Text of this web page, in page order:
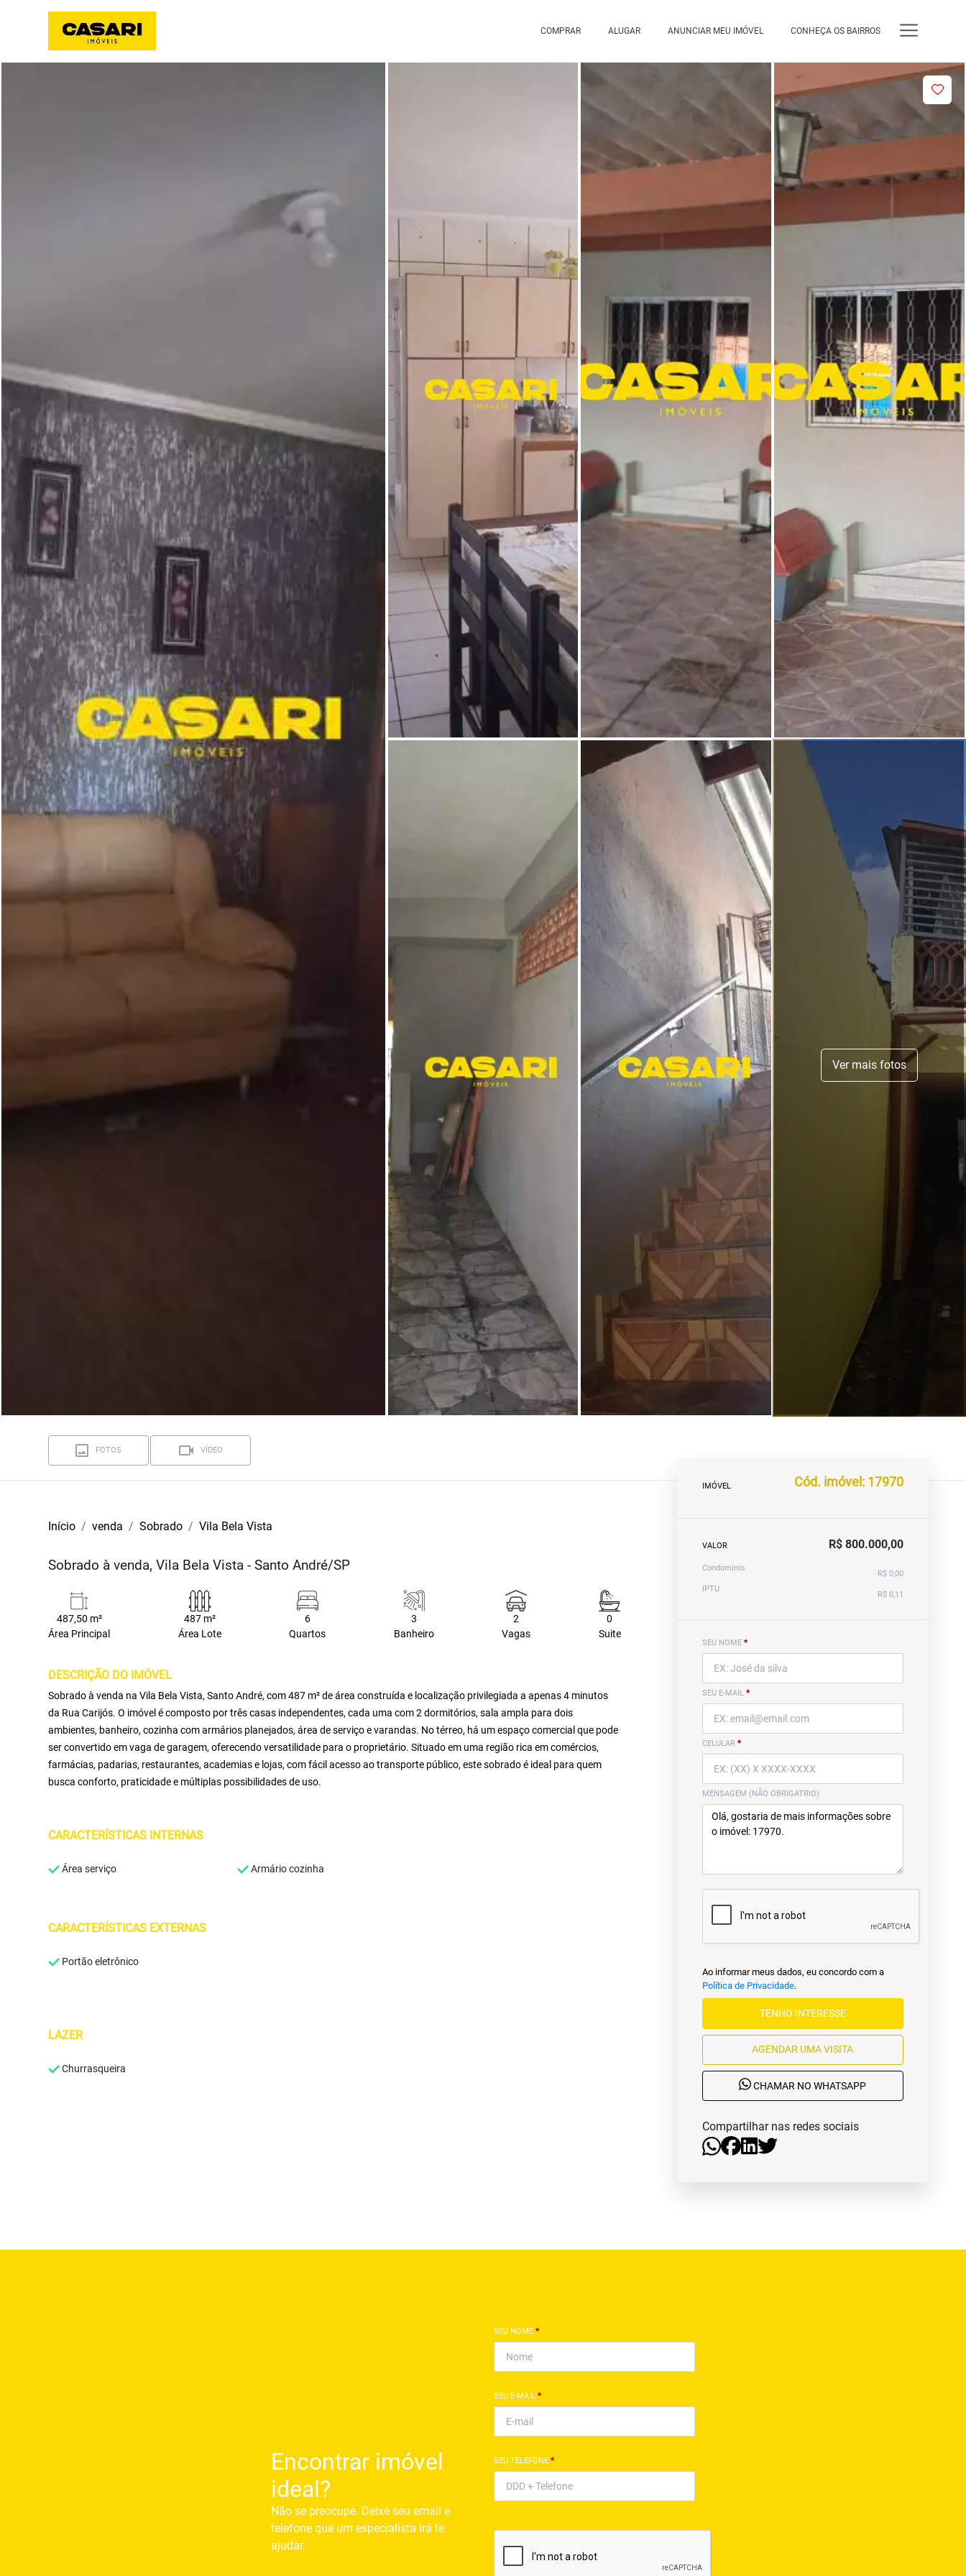
COMPRAR ALUGAR ANUNCIAR MEU IMÓVEL CONHEÇA OS BAIRROS
Ver mais fotos
FOTOS VÍDEO
Início venda Sobrado Vila Bela Vista
Sobrado à venda, Vila Bela Vista - Santo André/SP
487,50 m²
Área Principal
487 m²
Área Lote
6
Quartos
3
Banheiro
2
Vagas
0
Suite
DESCRIÇÃO DO IMÓVEL
Sobrado à venda na Vila Bela Vista, Santo André, com 487 m² de área construída e localização privilegiada a apenas 4 minutos
da Rua Carijós. O imóvel é composto por três casas independentes, cada uma com 2 dormitórios, sala ampla para dois
ambientes, banheiro, cozinha com armários planejados, área de serviço e varandas. No térreo, há um espaço comercial que pode
ser convertido em vaga de garagem, oferecendo versatilidade para o proprietário. Situado em uma região rica em comércios,
farmácias, padarias, restaurantes, academias e lojas, com fácil acesso ao transporte público, este sobrado é ideal para quem
busca conforto, praticidade e múltiplas possibilidades de uso.
CARACTERÍSTICAS INTERNAS
Área serviço Armário cozinha
CARACTERÍSTICAS EXTERNAS
Portão eletrônico
LAZER
Churrasqueira
IMÓVEL Cód. imóvel: 17970
VALOR R$ 800.000,00
Condomínio
R$ 0,00
IPTU
R$ 0,11
SEU NOME *
SEU E-MAIL *
CELULAR *
MENSAGEM (NÃO OBRIGATRIO)
Ao informar meus dados, eu concordo com a
Política de Privacidade.
TENHO INTERESSE
AGENDAR UMA VISITA
CHAMAR NO WHATSAPP
Compartilhar nas redes sociais
Encontrar imóvel
ideal?
Não se preocupe. Deixe seu email e
telefone que um especialista irá te
ajudar.
SEU NOME *
SEU E-MAIL *
SEU TELEFONE *